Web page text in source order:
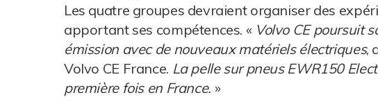
Les quatre groupes devraient organiser des
apportant ses compétences. « Volvo CE poursuit
émission avec de nouveaux matériels électriques,
Volvo CE France. La pelle sur pneus EWR150
première fois en France. »